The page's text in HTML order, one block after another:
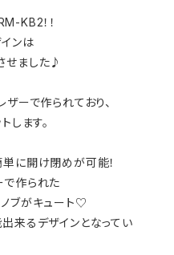
KB2！！
ンは
せました♪
ーで作られており、
します。
に開け閉めが可能！
で作られた
ブがキュート♡
来るデザインとなってい